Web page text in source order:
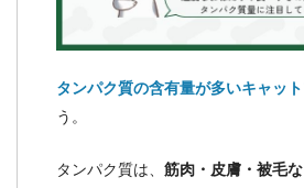
タンパク質の含有量が多いキャッ
う。
タンパク質は、 筋肉・皮膚・被毛